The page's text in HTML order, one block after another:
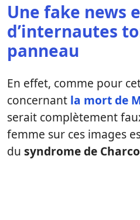
Une fake news
d’internautes
panneau
En effet, comme pour
concernant la mort de
serait complètement
femme sur ces images
du syndrome de